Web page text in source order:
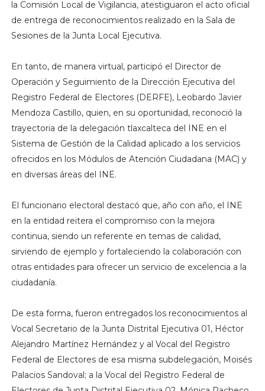
la Comisión Local de Vigilancia, atestiguaron el acto oficial
de entrega de reconocimientos realizado en la Sala de
Sesiones de la Junta Local Ejecutiva.
En tanto, de manera virtual, participó el Director de
Operación y Seguimiento de la Dirección Ejecutiva del
Registro Federal de Electores (DERFE), Leobardo Javier
Mendoza Castillo, quien, en su oportunidad, reconoció la
trayectoria de la delegación tlaxcalteca del INE en el
Sistema de Gestión de la Calidad aplicado a los servicios
ofrecidos en los Módulos de Atención Ciudadana (MAC) y
en diversas áreas del INE.
El funcionario electoral destacó que, año con año, el INE
en la entidad reitera el compromiso con la mejora
continua, siendo un referente en temas de calidad,
sirviendo de ejemplo y fortaleciendo la colaboración con
otras entidades para ofrecer un servicio de excelencia a la
ciudadanía.
De esta forma, fueron entregados los reconocimientos al
Vocal Secretario de la Junta Distrital Ejecutiva 01, Héctor
Alejandro Martínez Hernández y al Vocal del Registro
Federal de Electores de esa misma subdelegación, Moisés
Palacios Sandoval; a la Vocal del Registro Federal de